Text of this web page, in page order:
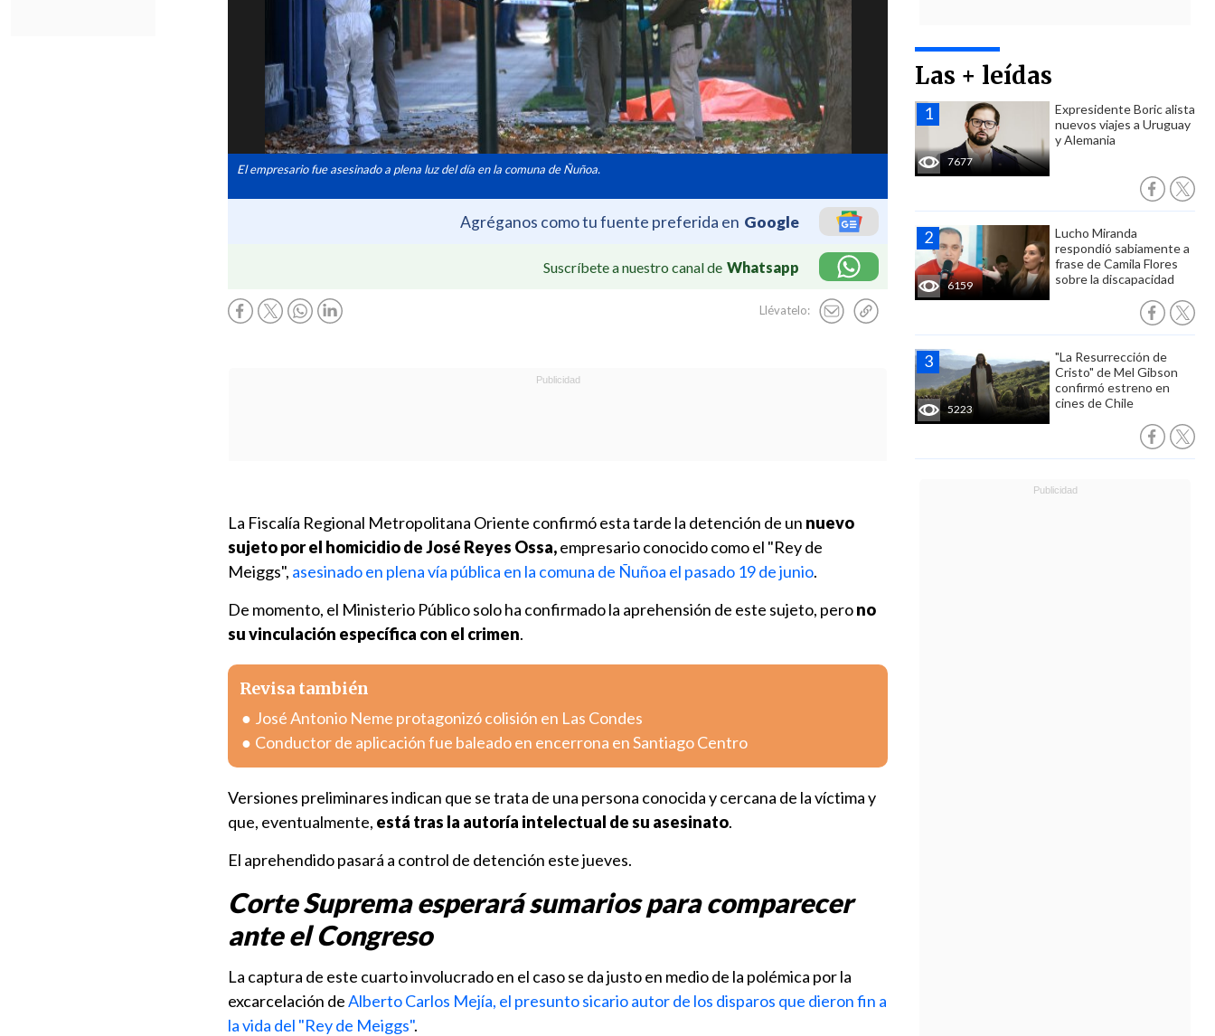
El empresario fue asesinado a plena luz del día en la comuna de Ñuñoa.
Agréganos como tu fuente preferida en Google
Suscríbete a nuestro canal de Whatsapp
Llévatelo:
Las + leídas
7677
Expresidente Boric alista
nuevos viajes a Uruguay
y Alemania
6159
Lucho Miranda
respondió sabiamente a
frase de Camila Flores
sobre la discapacidad
5223
"La Resurrección de
Cristo" de Mel Gibson
confirmó estreno en
cines de Chile
La Fiscalía Regional Metropolitana Oriente confirmó esta tarde la detención de un nuevo
sujeto por el homicidio de José Reyes Ossa,empresario conocido como el "Rey de
Meiggs", asesinado en plena vía pública en la comuna de Ñuñoa el pasado 19 de junio.
De momento, el Ministerio Público solo ha confirmado la aprehensión de este sujeto, perono
su vinculación específica con el crimen.
Revisa también
José Antonio Neme protagonizó colisión en Las Condes
Conductor de aplicación fue baleado en encerrona en Santiago Centro
Versiones preliminares indican que se trata de una persona conocida y cercana de la víctima y
que, eventualmente, está tras la autoría intelectual de su asesinato.
El aprehendido pasará a control de detención este jueves.
Corte Suprema esperará sumarios para comparecer
ante el Congreso
La captura de este cuarto involucrado en el caso se da justo en medio de la polémica por la
excarcelación deAlberto Carlos Mejía, el presunto sicario autor de los disparos que dieron fin a
la vida del "Rey de Meiggs".